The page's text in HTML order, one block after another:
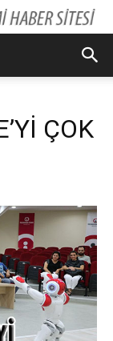
ÇOK